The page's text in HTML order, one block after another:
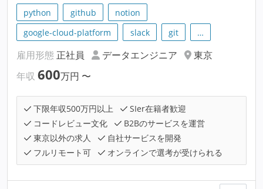
python github
notion
google-cloud-platform
slack git …
雇用形態 正社員 データエンジニア
東京
年収 600万円 〜
下限年収500万円以上
SIer在籍者歓迎
コードレビュー文化
B2Bのサービスを運営
東京以外の求人
自社サービスを開発
フルリモート可
オンラインで選考が受けられる